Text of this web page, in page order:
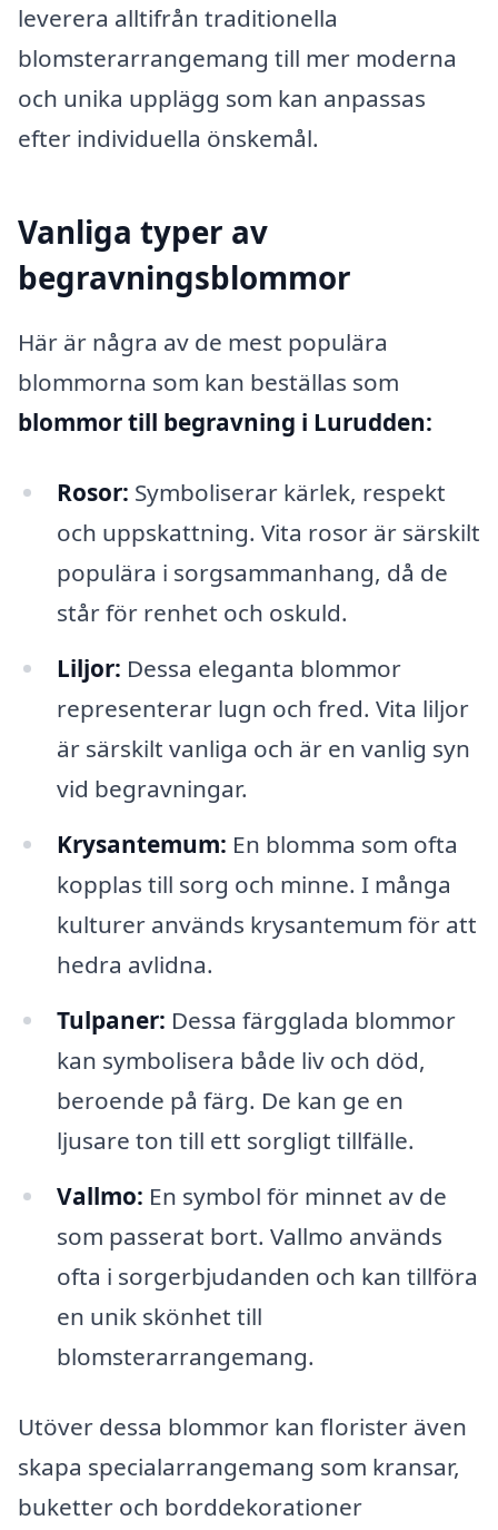
leverera alltifrån traditionella
blomsterarrangemang till mer moderna
och unika upplägg som kan anpassas
efter individuella önskemål.
Vanliga typer av
begravningsblommor
Här är några av de mest populära
blommorna som kan beställas som
blommor till begravning i Lurudden:
Rosor: Symboliserar kärlek, respekt
och uppskattning. Vita rosor är särskilt
populära i sorgsammanhang, då de
står för renhet och oskuld.
Liljor: Dessa eleganta blommor
representerar lugn och fred. Vita liljor
är särskilt vanliga och är en vanlig syn
vid begravningar.
Krysantemum: En blomma som ofta
kopplas till sorg och minne. I många
kulturer används krysantemum för att
hedra avlidna.
Tulpaner: Dessa färgglada blommor
kan symbolisera både liv och död,
beroende på färg. De kan ge en
ljusare ton till ett sorgligt tillfälle.
Vallmo: En symbol för minnet av de
som passerat bort. Vallmo används
ofta i sorgerbjudanden och kan tillföra
en unik skönhet till
blomsterarrangemang.
Utöver dessa blommor kan florister även
skapa specialarrangemang som kransar,
buketter och borddekorationer